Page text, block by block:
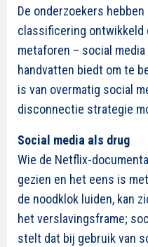
De onderzoekers
classificering ontwikkeld
metaforen – social media
handvatten biedt om te
is van overmatig social
disconnectie strategie
Social media als drug
Wie de Netflix-
gezien en het eens is
de noodklok luiden, kan
het verslavingsframe;
stelt dat bij gebruik van